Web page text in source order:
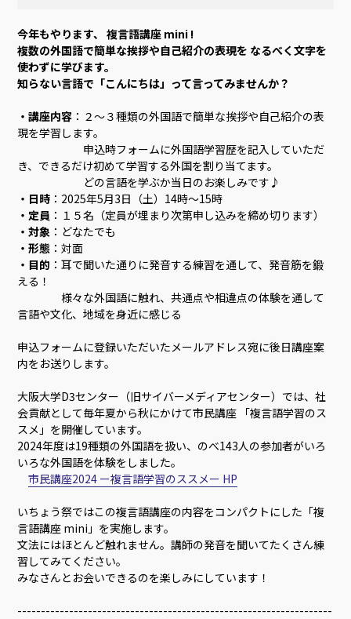
今年もやります、 複言語講座 mini !
複数の外国語で簡単な挨拶や自己紹介の表現を なるべく文字を
使わずに学びます。
知らない言語で「こんにちは」って言ってみませんか？
・講座内容 ：２〜３種類の外国語で簡単な挨拶や自己紹介の表
現を学習します。
申込時フォームに外国語学習歴を記入していただ
き、できるだけ初めて学習する外国を割り当てます。
どの言語を学ぶか当日のお楽しみです♪
・日時 ：2025年5月3日（土）14時〜15時
・定員 ：１５名（定員が埋まり次第申し込みを締め切ります）
・対象 ：どなたでも
・形態 ：対面
・目的 ：耳で聞いた通りに発音する練習を通して、発音筋を鍛
える！
様々な外国語に触れ、共通点や相違点の体験を通して
言語や文化、地域を身近に感じる
申込フォームに登録いただいたメールアドレス宛に後日講座案
内をお送りします。
大阪大学D3センター（旧サイバーメディアセンター）では、社
会貢献として毎年夏から秋にかけて市民講座 「複言語学習のス
スメ」を開催しています。
2024年度は19種類の外国語を扱い、のべ143人の参加者がいろ
いろな外国語を体験をしました。
市民講座2024 ー複言語学習のススメー HP
いちょう祭ではこの複言語講座の内容をコンパクトにした「複
言語講座 mini」を実施します。
文法にはほとんど触れません。講師の発音を聞いてたくさん練
習してみてください。
みなさんとお会いできるのを楽しみにしています！
-------------------------------------------------------------------